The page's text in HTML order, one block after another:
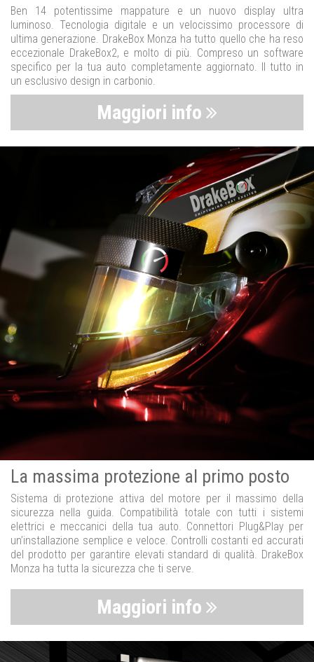
Ben 14 potentissime mappature e un nuovo display ultra
luminoso. Tecnologia digitale e un velocissimo processore di
ultima generazione. DrakeBox Monza ha tutto quello che ha reso
eccezionale DrakeBox2, e molto di più. Compreso un software
specifico per la tua auto completamente aggiornato. Il tutto in
un esclusivo design in carbonio.
Maggiori info
La massima protezione al primo posto
Sistema di protezione attiva del motore per il massimo della
sicurezza nella guida. Compatibilità totale con tutti i sistemi
elettrici e meccanici della tua auto. Connettori Plug&Play per
un’installazione semplice e veloce. Controlli costanti ed accurati
del prodotto per garantire elevati standard di qualità. DrakeBox
Monza ha tutta la sicurezza che ti serve.
Maggiori info